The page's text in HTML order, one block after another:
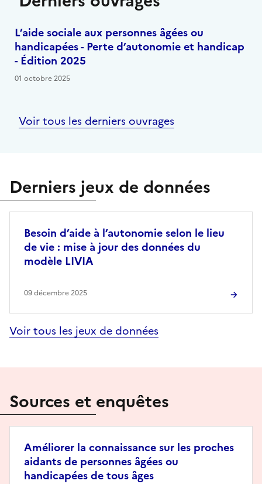
L’aide sociale aux personnes âgées ou
handicapées - Perte d’autonomie et handicap
- Édition 2025
01 octobre 2025
Voir tous les derniers ouvrages
Derniers jeux de données
Besoin d’aide à l’autonomie selon le lieu
de vie : mise à jour des données du
modèle LIVIA
09 décembre 2025
Voir tous les jeux de données
Sources et enquêtes
Améliorer la connaissance sur les proches
aidants de personnes âgées ou
handicapées de tous âges